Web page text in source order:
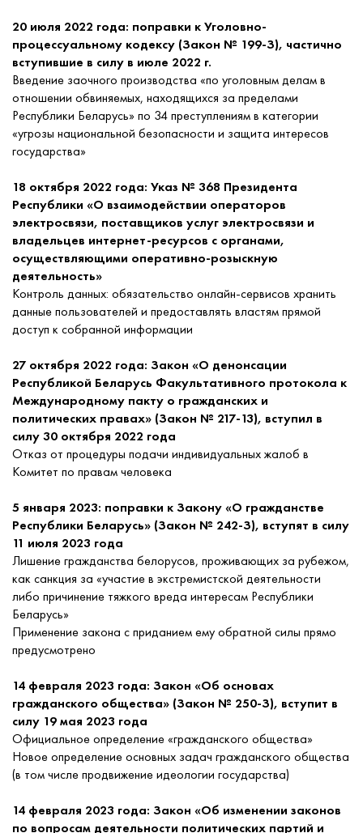
20 июля 2022 года: поправки к Уголовно-
процессуальному кодексу (Закон № 199-З), частично
вступившие в силу в июле 2022 г.
Введение заочного производства «по уголовным делам в
отношении обвиняемых, находящихся за пределами
Республики Беларусь» по 34 преступлениям в категории
«угрозы национальной безопасности и защита интересов
государства»
18 октября 2022 года: Указ № 368 Президента
Республики «О взаимодействии операторов
электросвязи, поставщиков услуг электросвязи и
владельцев интернет-ресурсов с органами,
осуществляющими оперативно-розыскную
деятельность»
Контроль данных: обязательство онлайн-сервисов хранить
данные пользователей и предоставлять властям прямой
доступ к собранной информации
27 октября 2022 года: Закон «О денонсации
Республикой Беларусь Факультативного протокола к
Международному пакту о гражданских и
политических правах» (Закон № 217-13), вступил в
силу 30 октября 2022 года
Отказ от процедуры подачи индивидуальных жалоб в
Комитет по правам человека
5 января 2023: поправки к Закону «О гражданстве
Республики Беларусь» (Закон № 242-З), вступят в силу
11 июля 2023 года
Лишение гражданства белорусов, проживающих за рубежом,
как санкция за «участие в экстремистской деятельности
либо причинение тяжкого вреда интересам Республики
Беларусь»
Применение закона с приданием ему обратной силы прямо
предусмотрено
14 февраля 2023 года: Закон «Об основах
гражданского общества» (Закон № 250-З), вступит в
силу 19 мая 2023 года
Официальное определение «гражданского общества»
Новое определение основных задач гражданского общества
(в том числе продвижение идеологии государства)
14 февраля 2023 года: Закон «Об изменении законов
по вопросам деятельности политических партий и